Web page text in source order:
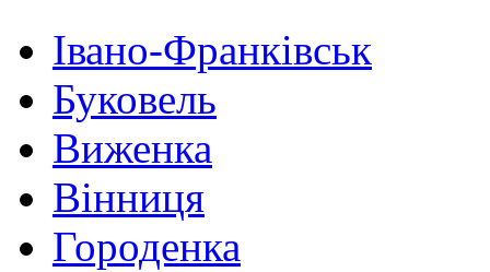
Івано-Франківськ
Буковель
Виженка
Вінниця
Городенка